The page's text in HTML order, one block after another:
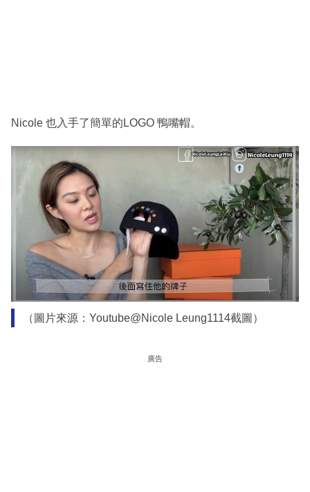
Nicole 也入手了簡單的LOGO 鴨嘴帽。
（圖片來源：Youtube@Nicole Leung1114截圖）
廣告